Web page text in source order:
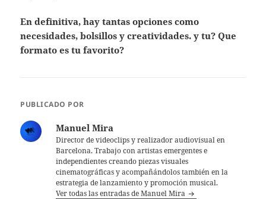
En definitiva, hay tantas opciones como
necesidades, bolsillos y creatividades. y tu? Que
formato es tu favorito?
PUBLICADO POR
Manuel Mira
Director de videoclips y realizador audiovisual en
Barcelona. Trabajo con artistas emergentes e
independientes creando piezas visuales
cinematográficas y acompañándolos también en la
estrategia de lanzamiento y promoción musical.
Ver todas las entradas de Manuel Mira